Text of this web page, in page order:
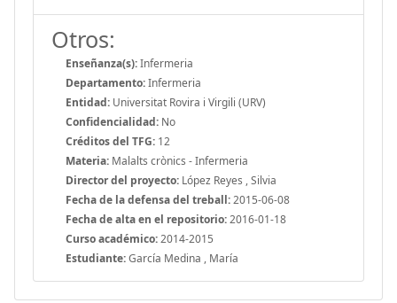
Otros:
Enseñanza(s):Infermeria
Departamento:Infermeria
Entidad: Universitat Rovira i Virgili (URV)
Confidencialidad: No
Créditos del TFG: 12
Materia: Malalts crònics - Infermeria
Director del proyecto: López Reyes , Silvia
Fecha de la defensa del treball:2015-06-08
Fecha de alta en el repositorio:2016-01-18
Curso académico:2014-2015
Estudiante:García Medina , María